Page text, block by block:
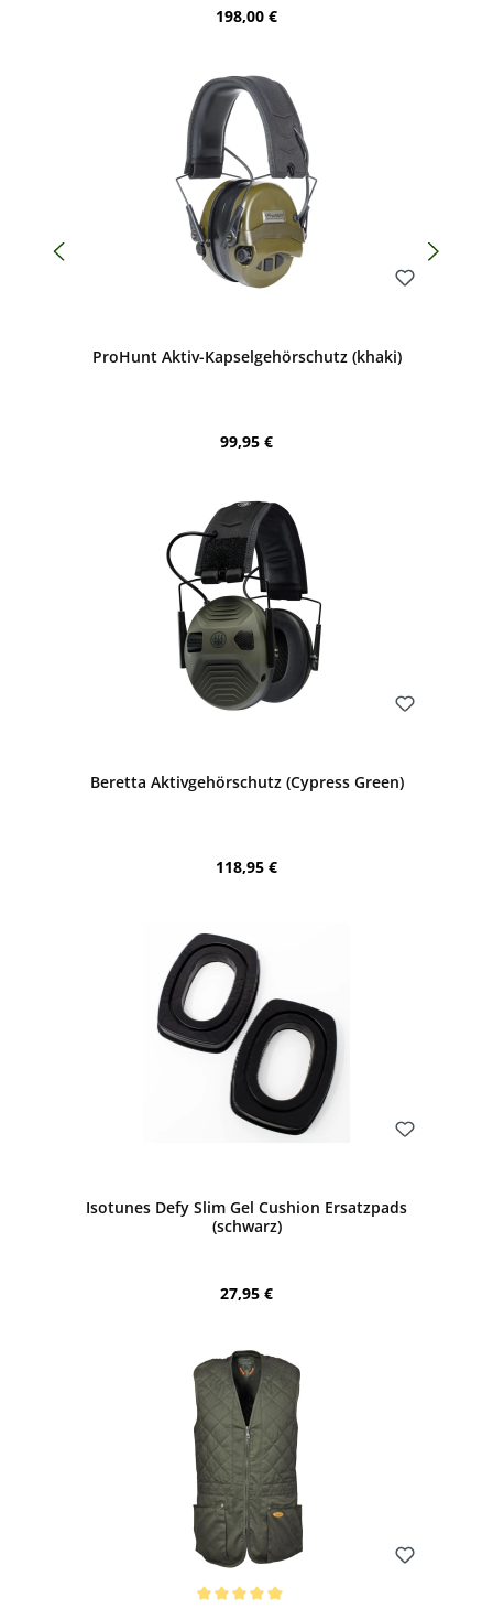
Regulärer Preis:
198,00 €
ProHunt Aktiv-Kapselgehörschutz (khaki)
Regulärer Preis:
99,95 €
Beretta Aktivgehörschutz (Cypress Green)
Regulärer Preis:
118,95 €
Isotunes Defy Slim Gel Cushion Ersatzpads
(schwarz)
Regulärer Preis:
27,95 €